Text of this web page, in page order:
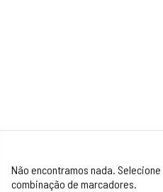
Não encontramos nada.
combinação de marcadores.